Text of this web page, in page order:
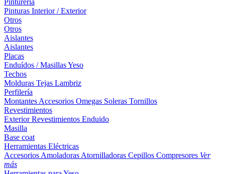
Pinturería
Pinturas Interior / Exterior
Otros
Otros
Aislantes
Aislantes
Placas
Enduídos / MasillasYeso
Techos
Molduras Tejas Lambriz
Perfilería
Montantes Accesorios Omegas Soleras Tornillos
Revestimientos
ExteriorRevestimientos Enduido
Masilla
Base coat
Herramientas Eléctricas
Accesorios Amoladoras Atornilladoras Cepillos Compresores Ver
más